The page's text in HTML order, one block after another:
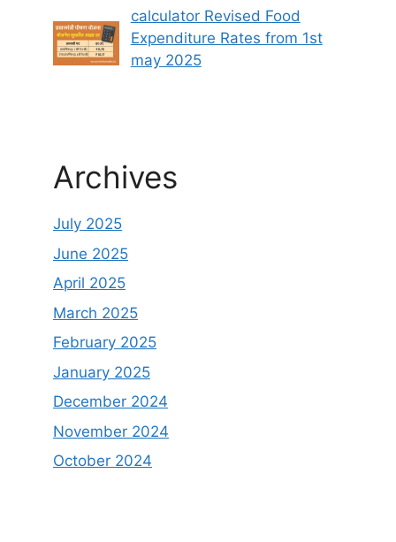
calculator Revised Food
Expenditure Rates from 1st
may 2025
Archives
July 2025
June 2025
April 2025
March 2025
February 2025
January 2025
December 2024
November 2024
October 2024